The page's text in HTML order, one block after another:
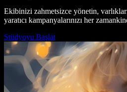
Ekibinizi zahmetsizce yönetin,
yaratıcı kampanyalarınızı her
Stüdyoyu Başlat